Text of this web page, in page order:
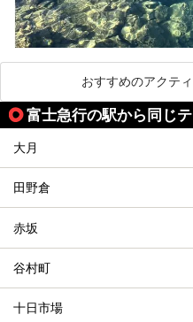
おすすめのアクテ
富士急行の駅から同じ
大月
田野倉
赤坂
谷村町
十日市場